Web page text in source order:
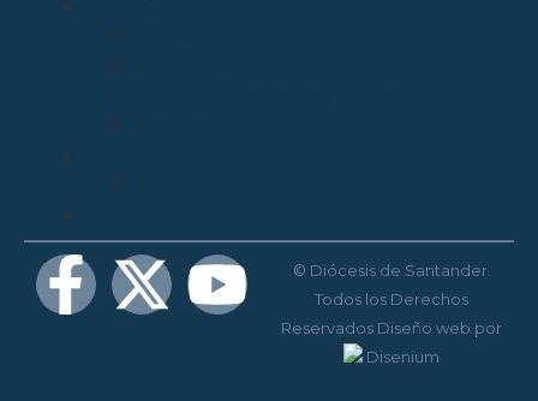
© Diócesis de Santander.
Todos los Derechos
Reservados Diseño web por
Disenium